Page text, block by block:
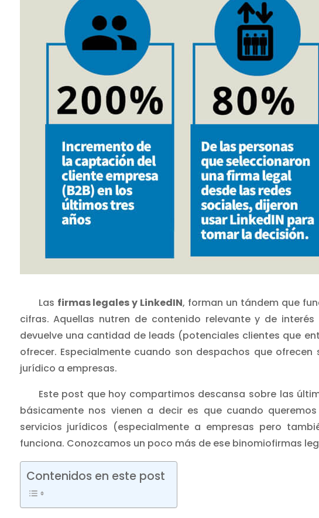
Las firmas legales y LinkedIN, forman un tándem que
cifras. Aquellas nutren de contenido relevante y de
devuelve una cantidad de leads (potenciales clientes que
ofrecer. Especialmente cuando son despachos que ofrecen
jurídico a empresas.
Este post que hoy compartimos descansa sobre las
básicamente nos vienen a decir es que cuando
servicios jurídicos (especialmente a empresas pero
funciona. Conozcamos un poco más de ese binomiofirmas
Contenidos en este post